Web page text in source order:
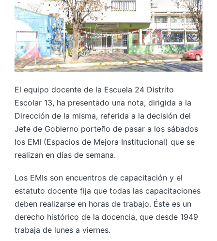
El equipo docente de la Escuela 24 Distrito
Escolar 13, ha presentado una nota, dirigida a la
Dirección de la misma, referida a la decisión del
Jefe de Gobierno porteño de pasar a los sábados
los EMI (Espacios de Mejora Institucional) que se
realizan en días de semana.
Los EMIs son encuentros de capacitación y el
estatuto docente fija que todas las capacitaciones
deben realizarse en horas de trabajo. Éste es un
derecho histórico de la docencia, que desde 1949
trabaja de lunes a viernes.